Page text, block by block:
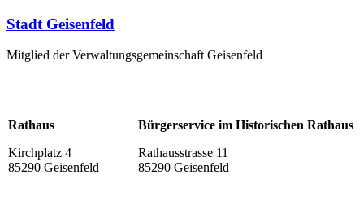
Stadt Geisenfeld
Mitglied der Verwaltungsgemeinschaft Geisenfeld
Rathaus
Kirchplatz 4
85290 Geisenfeld
Bürgerservice im Historischen Rathaus
Rathausstrasse 11
85290 Geisenfeld